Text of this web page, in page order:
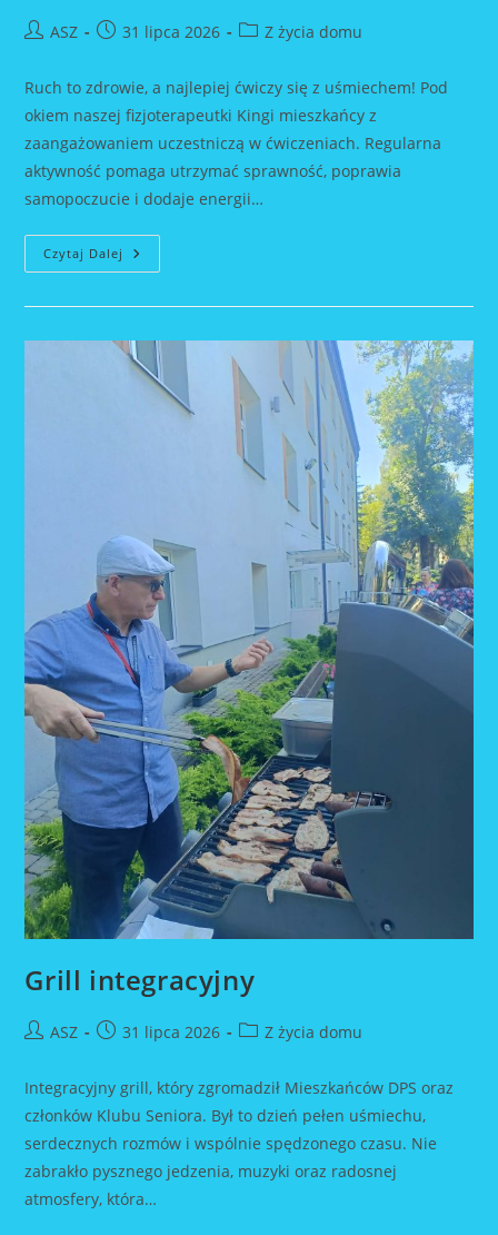
PostASZ
Post31 lipca 2026
PostZ życia domu
Ruch to zdrowie, a najlepiej ćwiczy się z uśmiechem! Pod
okiem naszej fizjoterapeutki Kingi mieszkańcy z
zaangażowaniem uczestniczą w ćwiczeniach. Regularna
aktywność pomaga utrzymać sprawność, poprawia
samopoczucie i dodaje energii…
Czytaj Dalej Ruch
To
Grill integracyjny
PostASZ
Post31 lipca 2026
PostZ życia domu
Integracyjny grill, który zgromadził Mieszkańców DPS oraz
członków Klubu Seniora. Był to dzień pełen uśmiechu,
serdecznych rozmów i wspólnie spędzonego czasu. Nie
zabrakło pysznego jedzenia, muzyki oraz radosnej
atmosfery, która…